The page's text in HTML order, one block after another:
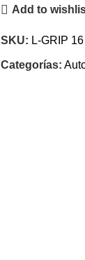
Add to
SKU: L-GRIP 16
Categorías: